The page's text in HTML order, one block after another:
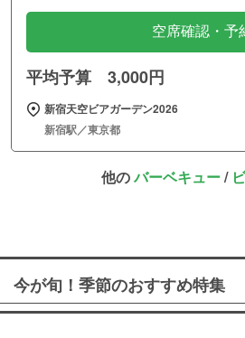
空席確認・予
平均予算 3,000円
新宿天空ビアガーデン2026
新宿駅／東京都
他のバーベキュー/
今が旬！季節のおすすめ特集